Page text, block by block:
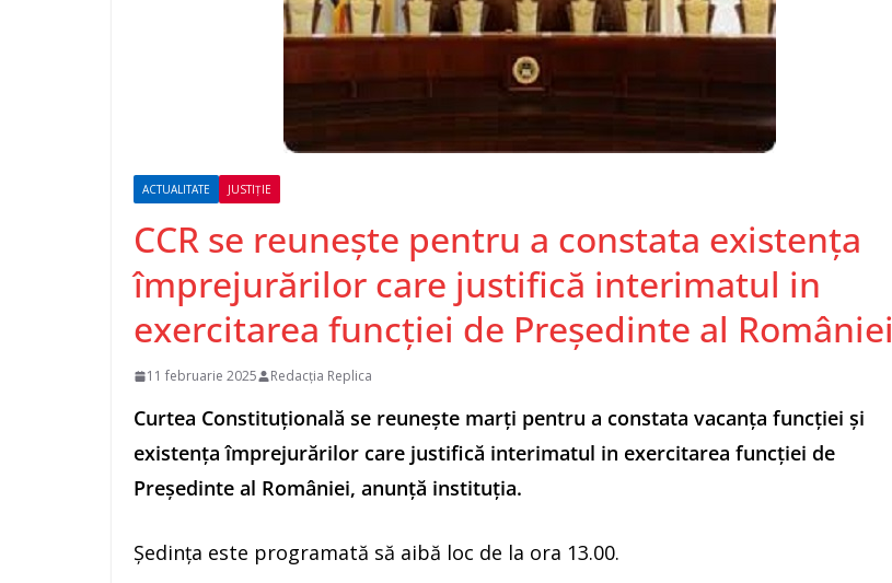
ACTUALITATE JUSTIȚIE
CCR se reuneşte pentru a constata existenţa
împrejurărilor care justifică interimatul in
exercitarea funcţiei de Preşedinte al României
11 februarie 2025 Redacția Replica
Curtea Constituţională se reuneşte marţi pentru a constata vacanţa funcţiei şi
existenţa împrejurărilor care justifică interimatul in exercitarea funcţiei de
Preşedinte al României, anunţă instituţia.
Şedinţa este programată să aibă loc de la ora 13.00.